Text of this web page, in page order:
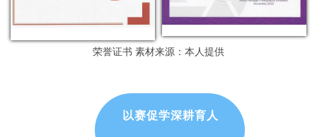
荣誉证书 素材来源：本人提供
以赛促学深耕育人